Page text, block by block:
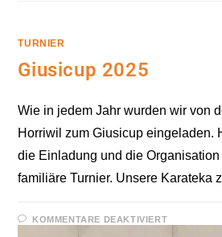
TURNIER
Giusicup 2025
Wie in jedem Jahr wurden wir von
Horriwil zum Giusicup eingeladen.
die Einladung und die
familiäre Turnier. Unsere Karateka
KOMMENTARE DEAKTIVIERTFÜR